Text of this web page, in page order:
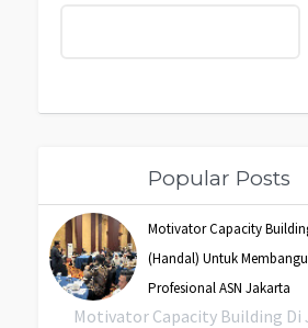
Popular Posts
Motivator Capacity
(Handal) Untuk
Profesional ASN Jakarta
Motivator Capacity Building Di